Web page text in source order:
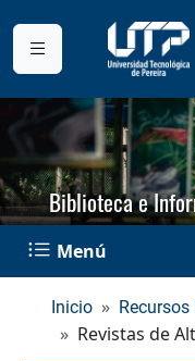
Biblioteca e
Menú
Inicio
Revistas de